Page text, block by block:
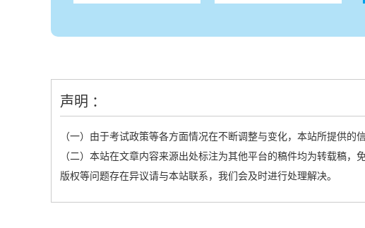
声明 ：
（一）由于考试政策等各方面情况在不断调整与变化，本站所提供的
（二）本站在文章内容来源出处标注为其他平台的稿件均为转载稿
版权等问题存在异议请与本站联系，我们会及时进行处理解决。